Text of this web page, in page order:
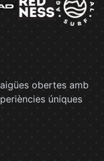
obertes amb
úniques